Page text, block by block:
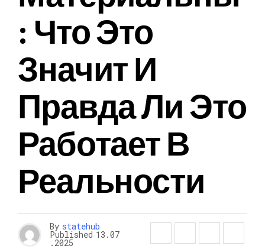
: Что Это
Значит И
Правда Ли Это
Работает В
Реальности
By statehub
Published 13.07
.2025